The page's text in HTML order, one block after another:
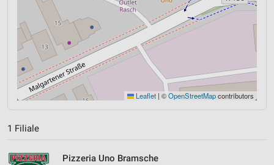
Leaflet | ©OpenStreetMapcontributors
1 Filiale
Pizzeria Uno Bramsche